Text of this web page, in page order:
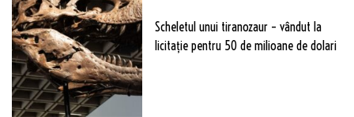
Scheletul unui tiranozaur – vândut la
licitație pentru 50 de milioane de dolari